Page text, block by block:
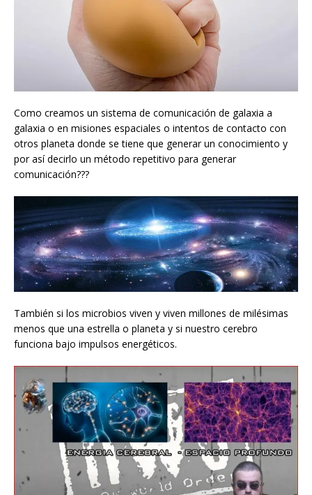
Como creamos un sistema de comunicación de galaxia a
galaxia o en misiones espaciales o intentos de contacto con
otros planeta donde se tiene que generar un conocimiento y
por así decirlo un método repetitivo para generar
comunicación???
También si los microbios viven y viven millones de milésimas
menos que una estrella o planeta y si nuestro cerebro
funciona bajo impulsos energéticos.